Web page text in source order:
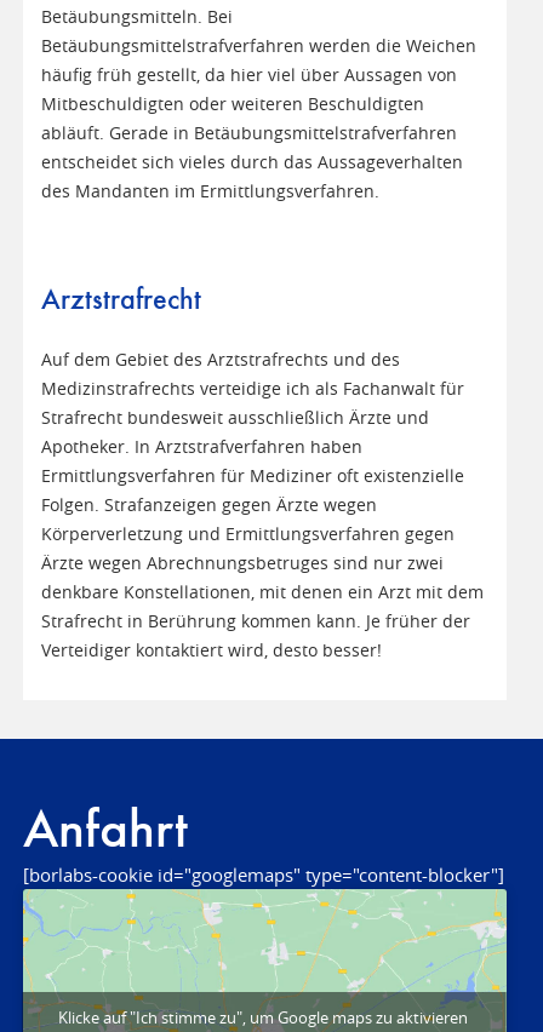
Betäubungsmitteln. Bei
Betäubungsmittelstrafverfahren werden die Weichen
häufig früh gestellt, da hier viel über Aussagen von
Mitbeschuldigten oder weiteren Beschuldigten
abläuft. Gerade in Betäubungsmittelstrafverfahren
entscheidet sich vieles durch das Aussageverhalten
des Mandanten im Ermittlungsverfahren.
Arztstrafrecht
Auf dem Gebiet des Arztstrafrechts und des
Medizinstrafrechts verteidige ich als Fachanwalt für
Strafrecht bundesweit ausschließlich Ärzte und
Apotheker. In Arztstrafverfahren haben
Ermittlungsverfahren für Mediziner oft existenzielle
Folgen. Strafanzeigen gegen Ärzte wegen
Körperverletzung und Ermittlungsverfahren gegen
Ärzte wegen Abrechnungsbetruges sind nur zwei
denkbare Konstellationen, mit denen ein Arzt mit dem
Strafrecht in Berührung kommen kann. Je früher der
Verteidiger kontaktiert wird, desto besser!
Anfahrt
[borlabs-cookie id="googlemaps" type="content-blocker"]
Klicke auf "Ich stimme zu", um Google maps zu aktivieren